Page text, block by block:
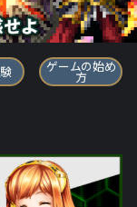
ーローズ
ゲームの始め
方